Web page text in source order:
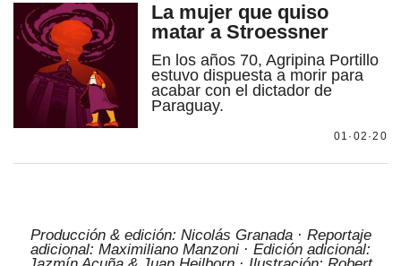
La mujer que quiso
matar a Stroessner
En los años 70, Agripina Portillo
estuvo dispuesta a morir para
acabar con el dictador de
Paraguay.
01·02·20
Producción & edición: Nicolás Granada · Reportaje
adicional: Maximiliano Manzoni · Edición adicional: